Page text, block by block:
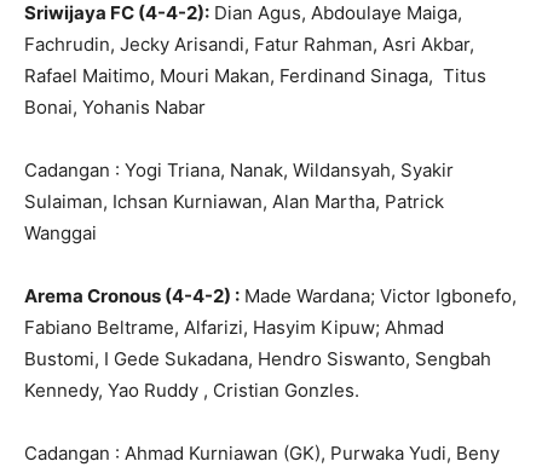
Sriwijaya FC (4-4-2): Dian Agus, Abdoulaye Maiga,
Fachrudin, Jecky Arisandi, Fatur Rahman, Asri Akbar,
Rafael Maitimo, Mouri Makan, Ferdinand Sinaga, Titus
Bonai, Yohanis Nabar
Cadangan : Yogi Triana, Nanak, Wildansyah, Syakir
Sulaiman, Ichsan Kurniawan, Alan Martha, Patrick
Wanggai
Arema Cronous (4-4-2) : Made Wardana; Victor Igbonefo,
Fabiano Beltrame, Alfarizi, Hasyim Kipuw; Ahmad
Bustomi, I Gede Sukadana, Hendro Siswanto, Sengbah
Kennedy, Yao Ruddy , Cristian Gonzles.
Cadangan : Ahmad Kurniawan (GK), Purwaka Yudi, Beny